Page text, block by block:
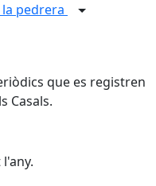
pedrera
que es registren
Casals.